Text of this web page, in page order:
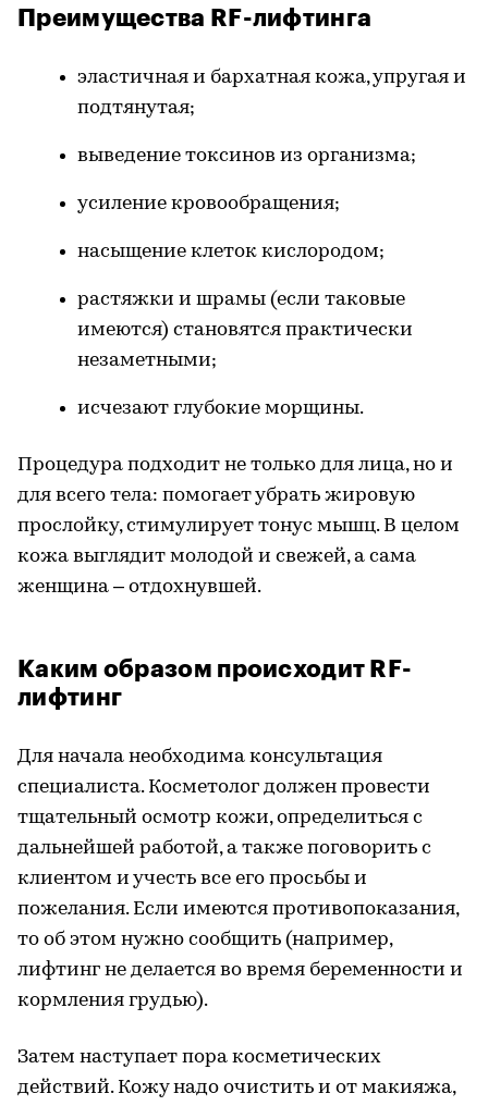
Преимущества RF-лифтинга
эластичная и бархатная кожа, упругая и
подтянутая;
выведение токсинов из организма;
усиление кровообращения;
насыщение клеток кислородом;
растяжки и шрамы (если таковые
имеются) становятся практически
незаметными;
исчезают глубокие морщины.
Процедура подходит не только для лица, но и
для всего тела: помогает убрать жировую
прослойку, стимулирует тонус мышц. В целом
кожа выглядит молодой и свежей, а сама
женщина – отдохнувшей.
Каким образом происходит RF-
лифтинг
Для начала необходима консультация
специалиста. Косметолог должен провести
тщательный осмотр кожи, определиться с
дальнейшей работой, а также поговорить с
клиентом и учесть все его просьбы и
пожелания. Если имеются противопоказания,
то об этом нужно сообщить (например,
лифтинг не делается во время беременности и
кормления грудью).
Затем наступает пора косметических
действий. Кожу надо очистить и от макияжа,